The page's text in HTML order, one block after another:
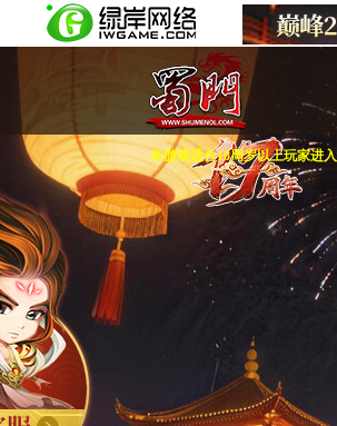
本游戏适合18周岁以上玩家进入